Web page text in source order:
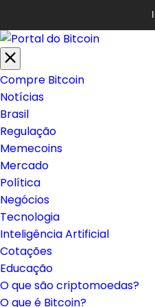
Compre Bitcoin
Notícias
Brasil
Regulação
Memecoins
Mercado
Política
Negócios
Tecnologia
Inteligência Artificial
Cotações
Educação
O que são criptomoedas?
O que é Bitcoin?